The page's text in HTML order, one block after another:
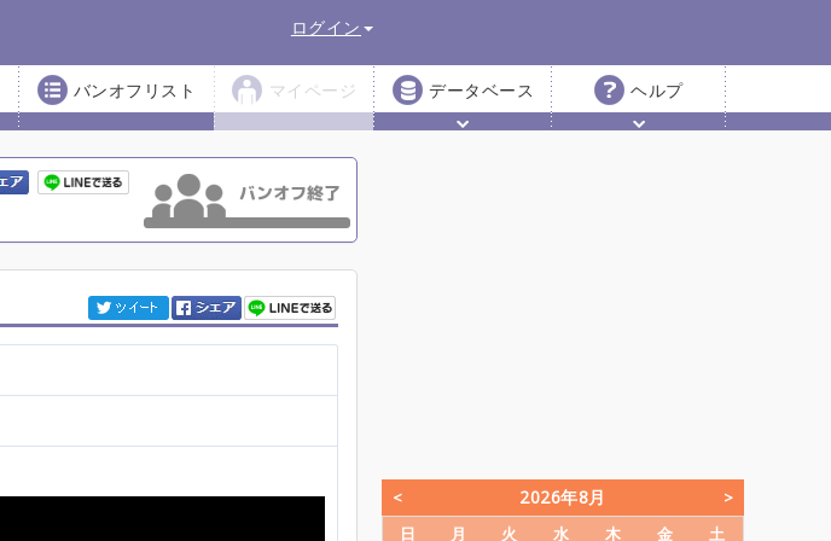
ログイン
バンオフリスト マイページ データベース ヘルプ
2026年8月
日 月 火 水 木 金
土